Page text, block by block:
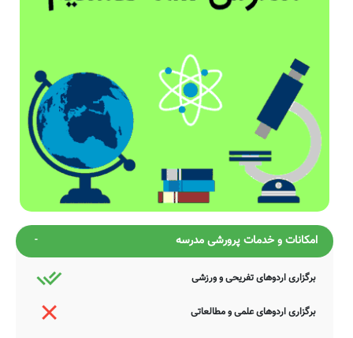
امکانات و خدمات پرورشی مدرسه
برگزاری اردوهای تفریحی و ورزشی
برگزاری اردوهای علمی و مطالعاتی